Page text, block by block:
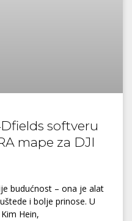
softveru
mape za DJI
budućnost – ona je alat
i bolje prinose. U
Hein,